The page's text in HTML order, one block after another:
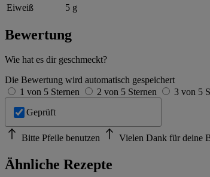
Eiweiß
5 g
Bewertung
Wie hat es dir geschmeckt?
Die Bewertung wird automatisch gespeichert
1 von 5 Sternen
2 von 5 Sternen 3 von 5
Geprüft
Bitte Pfeile benutzen Vielen Dank für deine
Ähnliche Rezepte